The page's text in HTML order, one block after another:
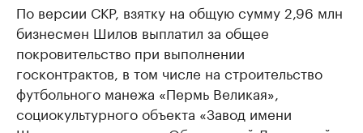
По версии СКР, взятку на общую сумму 2,96 млн
бизнесмен Шилов выплатил за общее
покровительство при выполнении
госконтрактов, в том числе на строительство
футбольного манежа «Пермь Великая»,
социокультурного объекта «Завод имени